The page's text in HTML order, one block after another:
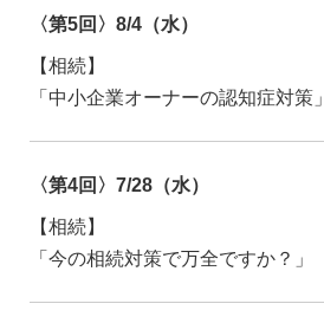
〈第5回〉8/4（水）
【相続】
「中小企業オーナーの認知症対策」
〈第4回〉7/28（水）
【相続】
「今の相続対策で万全ですか？」